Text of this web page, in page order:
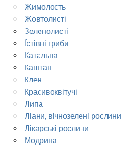
Жимолость
Жовтолисті
Зеленолисті
Їстівні гриби
Катальпа
Каштан
Клен
Красивоквітучі
Липа
Ліани, вічнозелені рослини
Лікарські рослини
Модрина